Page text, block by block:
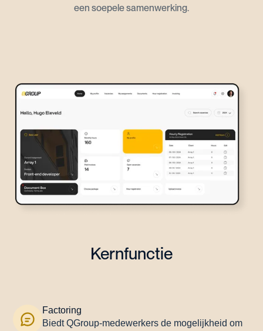
een soepele samenwerking.
Kernfunctie
Factoring
Biedt QGroup-medewerkers de mogelijkheid om